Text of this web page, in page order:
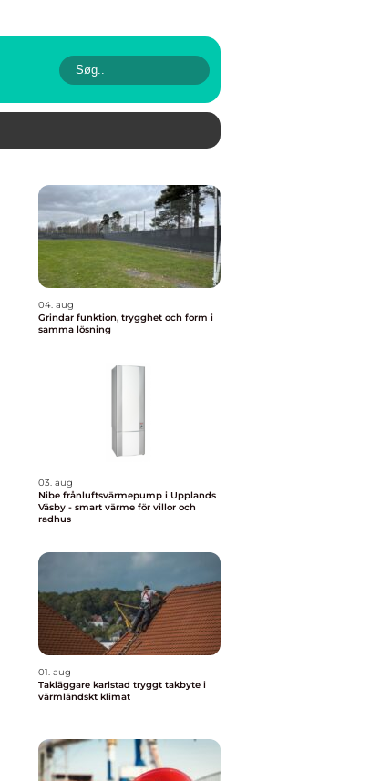
04. aug
Grindar funktion, trygghet och form i
samma lösning
03. aug
Nibe frånluftsvärmepump i Upplands
Väsby - smart värme för villor och
radhus
01. aug
Takläggare karlstad tryggt takbyte i
värmländskt klimat